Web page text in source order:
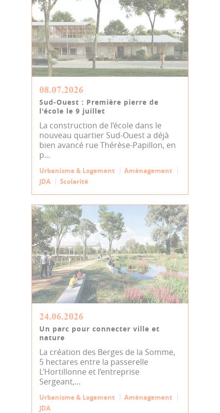
08.07.2026
Sud-Ouest : Première pierre de
l'école le 9 juillet
La construction de l’école dans le
nouveau quartier Sud-Ouest a déjà
bien avancé rue Thérèse-Papillon, en
p...
Urbanisme & Logement
Aménagement
JDA
Scolarité
24.06.2026
Un parc pour connecter ville et
nature
La création des Berges de la Somme,
5 hectares entre la passerelle
L’Hortillonne et l’entreprise
Sergeant,...
Urbanisme & Logement
Aménagement
JDA